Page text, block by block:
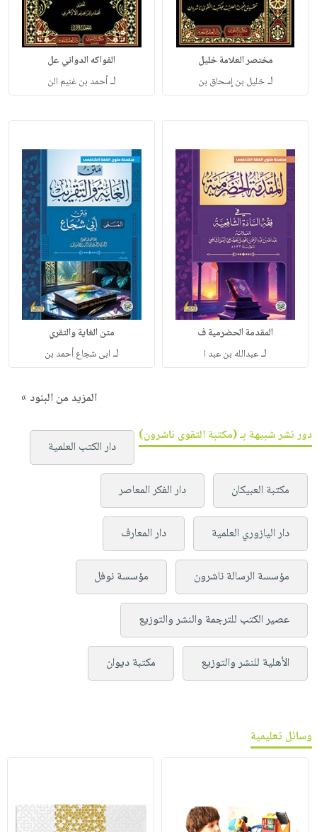
مختصر العلامة خليل
لـخليل بن إسحاق بن
الفواكه الدواني عل
لـأحمد بن غنيم الن
المقدمة الحضرمية ف
لـعبدالله بن عبد ا
متن الغاية والتقري
لـ ابى شجاع أحمد بن
المزيد من البنود »
دور نشر شبيهة بـ (مكتبة التقوى ناشرون)
دار الكتب العلمية
مكتبة العبيكان دار الفكر المعاصر
دار اليازوري العلمية دار المعارف
مؤسسة الرسالة ناشرون مؤسسة نوفل
عصير الكتب للترجمة والنشر والتوزيع
الأهلية للنشر والتوزيع مكتبة ديوان
وسائل تعليمية